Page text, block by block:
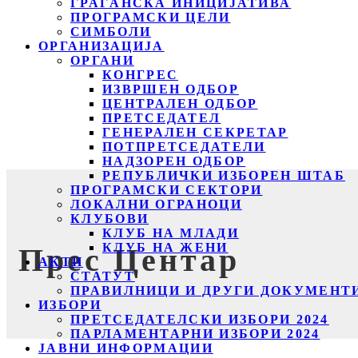
ГРАЃАНСКА ИНИЦИЈАТИВА
ПРОГРАМСКИ ЦЕЛИ
СИМБОЛИ
ОРГАНИЗАЦИЈА
ОРГАНИ
КОНГРЕС
ИЗВРШЕН ОДБОР
ЦЕНТРАЛЕН ОДБОР
ПРЕТСЕДАТЕЛ
ГЕНЕРАЛЕН СЕКРЕТАР
ПОТПРЕТСЕДАТЕЛИ
НАДЗОРЕН ОДБОР
РЕПУБЛИЧКИ ИЗБОРЕН ШТАБ
ПРОГРАМСКИ СЕКТОРИ
ЛОКАЛНИ ОГРАНОЦИ
КЛУБОВИ
КЛУБ НА МЛАДИ
КЛУБ НА ЖЕНИ
АКТИ
СТАТУТ
ПРАВИЛНИЦИ И ДРУГИ
ИЗБОРИ
ПРЕТСЕДАТЕЛСКИ ИЗБОРИ 2024
ПАРЛАМЕНТАРНИ ИЗБОРИ 2024
ЈАВНИ ИНФОРМАЦИИ
Прес Центар